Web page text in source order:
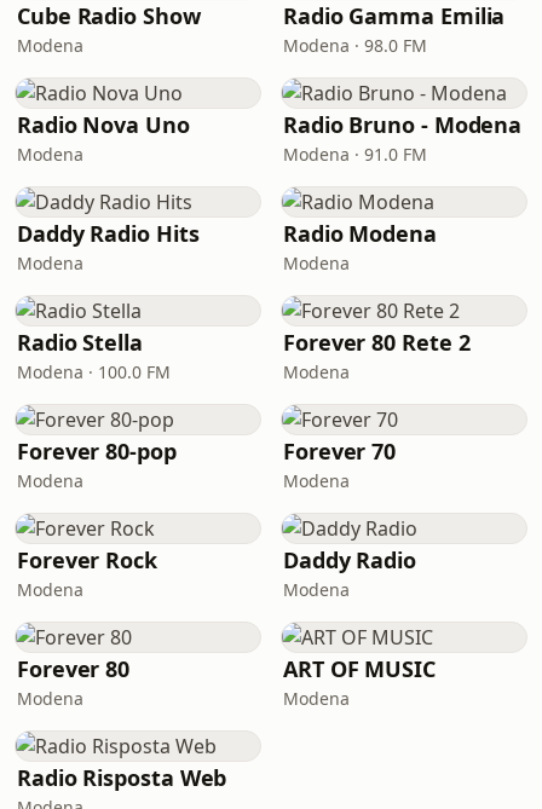
Cube Radio Show
Modena
Radio Gamma Emilia
Modena · 98.0 FM
Radio Nova Uno
Modena
Radio Bruno - Modena
Modena · 91.0 FM
Daddy Radio Hits
Modena
Radio Modena
Modena
Radio Stella
Modena · 100.0 FM
Forever 80 Rete 2
Modena
Forever 80-pop
Modena
Forever 70
Modena
Forever Rock
Modena
Daddy Radio
Modena
Forever 80
Modena
ART OF MUSIC
Modena
Radio Risposta Web